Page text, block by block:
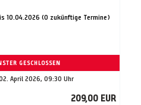
10.04.2026 (0 zukünftige Termine)
GESCHLOSSEN
April 2026, 09:30 Uhr
209,00 EUR